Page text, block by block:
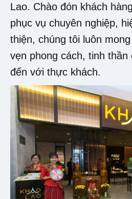
Lao. Chào đón khách
phục vụ chuyên nghiệp,
thiện, chúng tôi luôn
vẹn phong cách, tinh
đến với thực khách.